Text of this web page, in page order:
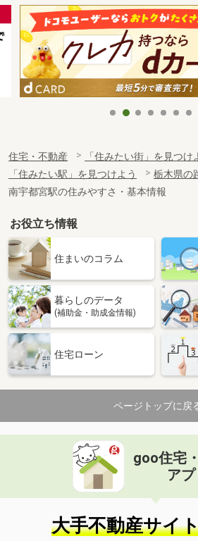
住宅・不動産
「住みたい街」を見つけ
「住みたい駅」を見つけよう
栃木県の
南宇都宮駅の住みやすさ・基本情報
お役立ち情報
住まいのコラム
暮らしのデータ
(補助金・助成金情報)
住宅ローン
ページトップに戻
goo住宅
アプ
大手不動産サイ